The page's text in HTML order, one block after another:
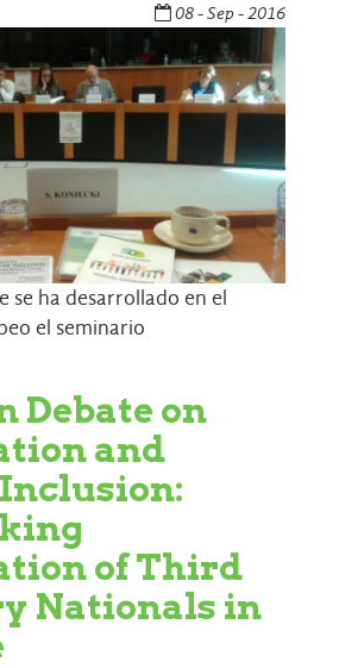
08 - Sep - 2016
se ha desarrollado en el
el seminario
Debate on
and
of Third
Nationals in